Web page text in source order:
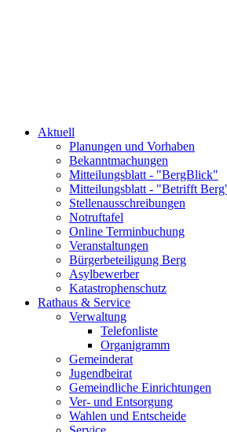
Aktuell
Planungen und Vorhaben
Bekanntmachungen
Mitteilungsblatt - "BergBlick"
Mitteilungsblatt - "Betrifft
Stellenausschreibungen
Notruftafel
Online Terminbuchung
Veranstaltungen
Bürgerbeteiligung Berg
Asylbewerber
Katastrophenschutz
Rathaus & Service
Verwaltung
Telefonliste
Organigramm
Gemeinderat
Jugendbeirat
Gemeindliche Einrichtungen
Ver- und Entsorgung
Wahlen und Entscheide